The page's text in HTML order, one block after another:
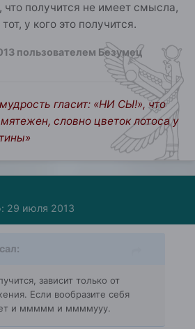
получится не имеет смысла,
у кого это получится.
пользователем Безумец
гласит: «НИ СЫ!», что
словно цветок лотоса у
29 июля 2013
зависит только от
Если вообразите себя
и ммммм и ммммууу.